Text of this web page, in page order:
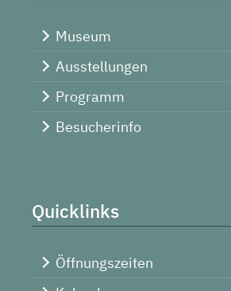
Museum
Ausstellungen
Programm
Besucherinfo
Quicklinks
Öffnungszeiten